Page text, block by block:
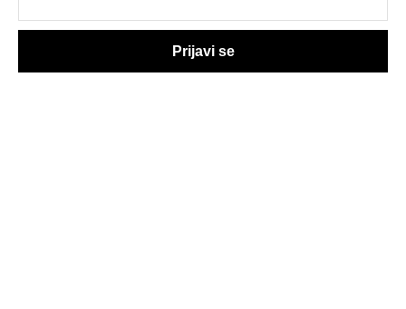
Prijavi se